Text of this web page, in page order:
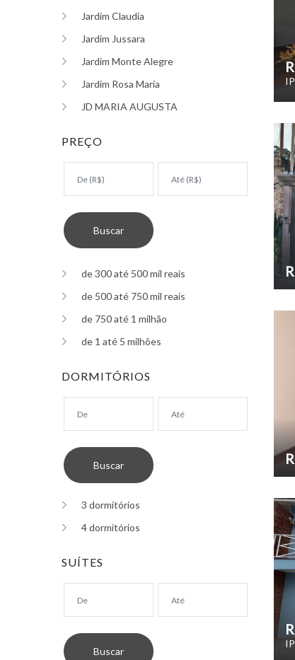
Jardim Claudia
Jardim Jussara
Jardim Monte Alegre
Jardim Rosa Maria
JD MARIA AUGUSTA
PREÇO
de 300 até 500 mil reais
de 500 até 750 mil reais
de 750 até 1 milhão
de 1 até 5 milhões
DORMITÓRIOS
3 dormitórios
4 dormitórios
SUÍTES